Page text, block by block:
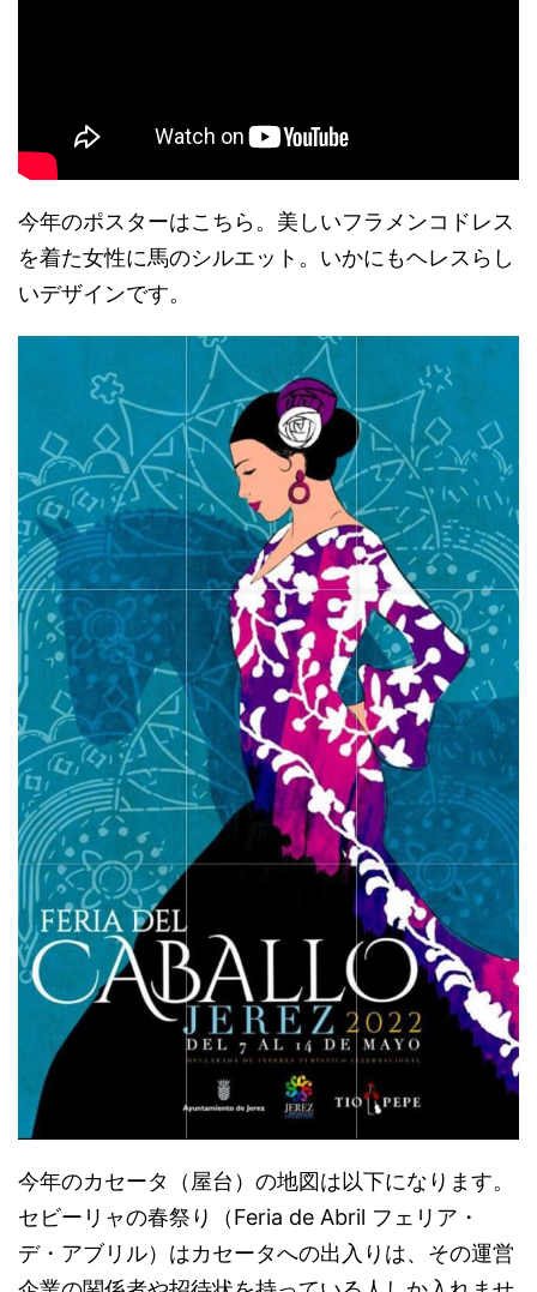
今年のポスターはこちら。美しいフラメンコドレス
を着た女性に馬のシルエット。いかにもヘレスらし
いデザインです。
今年のカセータ（屋台）の地図は以下になります。
セビーリャの春祭り（Feria de Abril フェリア・
デ・アブリル）はカセータへの出入りは、その運営